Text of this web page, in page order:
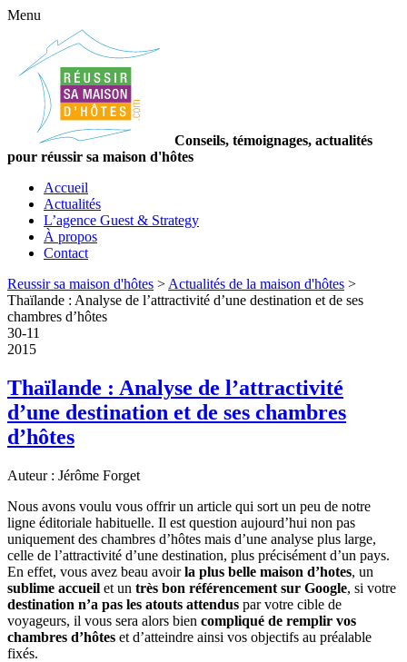
Menu
Conseils, témoignages, actualités
pour réussir sa maison d'hôtes
Accueil
Actualités
L’agence Guest & Strategy
À propos
Contact
Reussir sa maison d'hôtes > Actualités de la maison d'hôtes >
Thaïlande : Analyse de l’attractivité d’une destination et de ses
chambres d’hôtes
30-11
2015
Thaïlande : Analyse de l’attractivité
d’une destination et de ses chambres
d’hôtes
Auteur : Jérôme Forget
Nous avons voulu vous offrir un article qui sort un peu de notre
ligne éditoriale habituelle. Il est question aujourd’hui non pas
uniquement des chambres d’hôtes mais d’une analyse plus large,
celle de l’attractivité d’une destination, plus précisément d’un pays.
En effet, vous avez beau avoirla plus belle maison d’hotes, un
sublime accueil et un très bon référencement sur Google, si votre
destination n’a pas les atouts attendus par votre cible de
voyageurs, il vous sera alors bien compliqué de remplir vos
chambres d’hôtes et d’atteindre ainsi vos objectifs au préalable
fixés.